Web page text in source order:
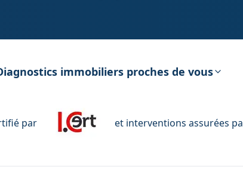
immobiliers proches de vous
par et interventions assurées